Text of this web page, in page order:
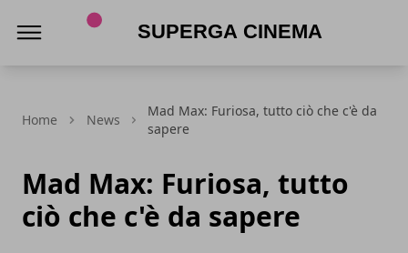
Home News
Mad Max: Furiosa, tutto ciò che c'è da
sapere
Mad Max: Furiosa, tutto
ciò che c'è da sapere